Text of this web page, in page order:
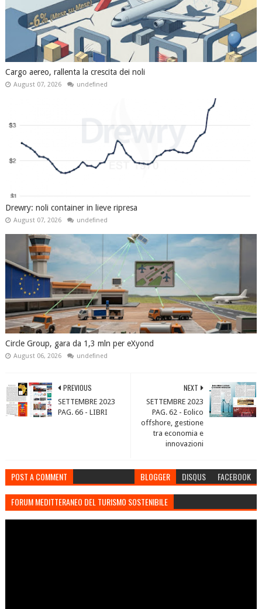
Cargo aereo, rallenta la crescita dei noli
August 07, 2026 undefined
Drewry: noli container in lieve ripresa
August 07, 2026 undefined
Circle Group, gara da 1,3 mln per eXyond
August 06, 2026 undefined
NEXT
SETTEMBRE 2023
PAG. 62 - Eolico
offshore, gestione
tra economia e
innovazioni
PREVIOUS
SETTEMBRE 2023
PAG. 66 - LIBRI
POST A COMMENT BLOGGER DISQUS FACEBOOK
FORUM MEDITTERANEO DEL TURISMO SOSTENIBILE